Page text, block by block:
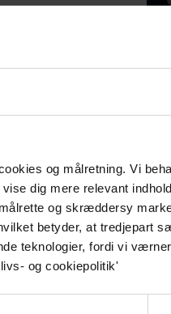
og målretning. Vi
dig mere relevant
og skræddersy
betyder, at tredjepart
teknologier, fordi vi
og cookiepolitik'
der bl.a.
til de